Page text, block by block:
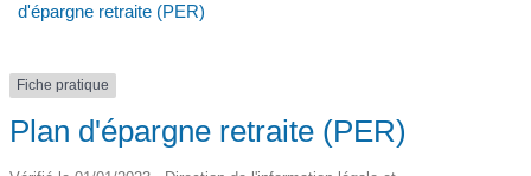
d'épargne retraite (PER)
Fiche pratique
Plan d'épargne retraite (PER)